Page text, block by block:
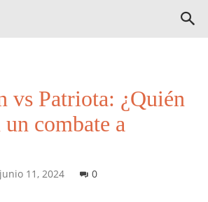
vs Patriota: ¿Quién
combate a
junio 11, 2024 0